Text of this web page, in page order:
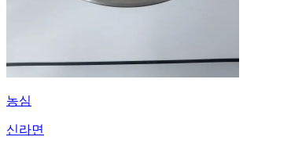
농심
신라면